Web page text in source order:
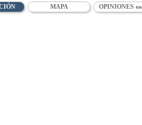
MAPA OPINIONES